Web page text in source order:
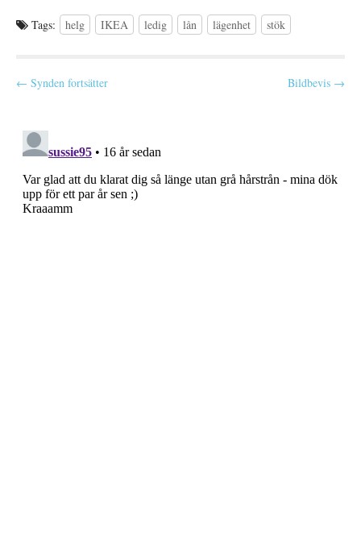
sitt tidsschema precis där man
vill. Genom…
Tags: helg IKEA ledig lån lägenhet stök
P
s
n
a
v
← Synden fortsätter Bildbevis →